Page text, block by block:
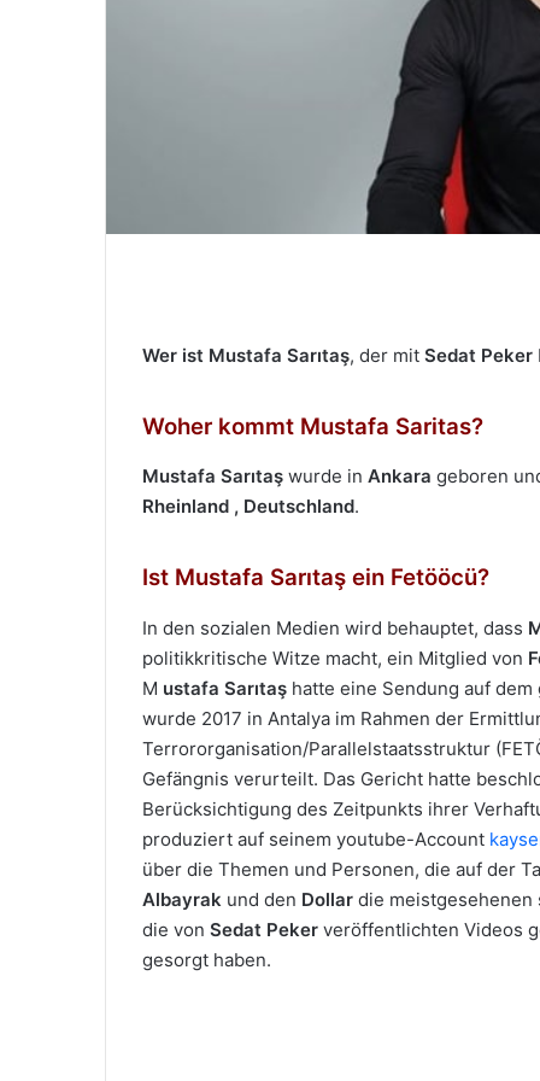
Wer ist Mustafa Sarıtaş, der mit Sedat Peker
Woher kommt Mustafa Saritas?
Mustafa Sarıtaş wurde in Ankara geboren
Rheinland , Deutschland.
Ist Mustafa Sarıtaş ein Fetööcü?
In den sozialen Medien wird behauptet, dass
politikkritische Witze macht, ein Mitglied von
M ustafa Sarıtaş hatte eine Sendung auf
wurde 2017 in Antalya im Rahmen der
Terrororganisation/Parallelstaatsstruktur
Gefängnis verurteilt. Das Gericht hatte
Berücksichtigung des Zeitpunkts ihrer
produziert auf seinem youtube-Account
über die Themen und Personen, die auf der
Albayrak und den Dollar die meistgesehenen
die von Sedat Peker veröffentlichten Videos
gesorgt haben.